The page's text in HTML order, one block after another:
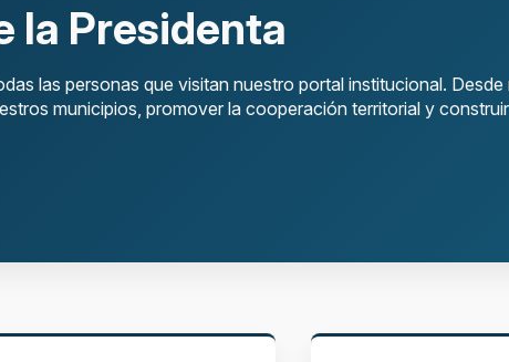
la Presidenta
las personas que visitan nuestro portal institucional.
municipios, promover la cooperación territorial y